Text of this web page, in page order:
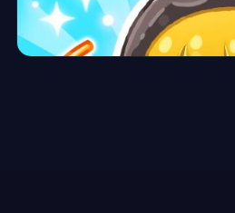
ASMR Girl: Livestream Mukbang